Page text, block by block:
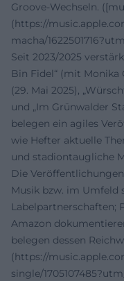
Groove-Wechseln.
(https://
macha/
Seit 2023/2025
Bin Fidel“ (mit Monika
(29. Mai 2025),
und „Im Grünwalder
belegen ein agiles
wie Hefter aktuelle
und stadiontaugliche
Die
Musik bzw. im Umfeld
Labelpartnerschaften;
Amazon
belegen dessen
(https://
single/